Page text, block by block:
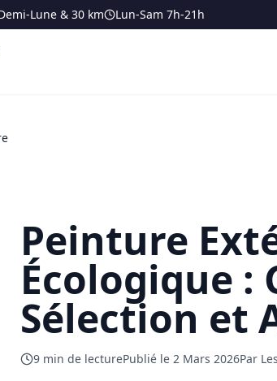
Lune & 30 km Lun-Sam 7h-21h
Peinture
Écologique :
Sélection et
9 min de lecturePublié le 2 Mars 2026Par